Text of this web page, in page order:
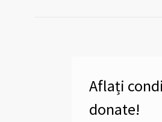
Aflați
donate!